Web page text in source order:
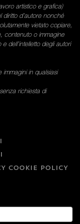
artistico e grafica)
diritto d’autore nonché
vietato copiare,
contenuto o immagine
dell’intelletto degli autori
in qualsiasi
richiesta di
COOKIE POLICY